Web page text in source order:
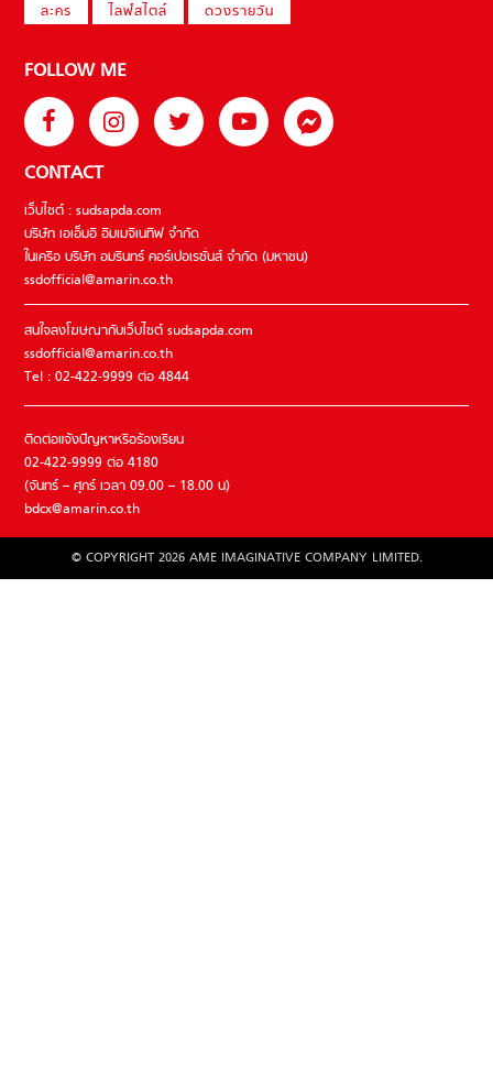
ละคร
ไลฟ์สไตล์ ดวงรายวัน
FOLLOW ME
CONTACT
เว็บไซต์ : sudsapda.com
บริษัท เอเอ็มอี อิมเมจิเนทีฟ จำกัด
ในเครือ บริษัท อมรินทร์ คอร์เปอเรชั่นส์ จำกัด (มหาชน)
ssdofficial@amarin.co.th
สนใจลงโฆษณากับเว็บไซต์ sudsapda.com
ssdofficial@amarin.co.th
Tel : 02-422-9999 ต่อ 4844
ติดต่อแจ้งปัญหาหรือร้องเรียน
02-422-9999 ต่อ 4180
(จันทร์ – ศุกร์ เวลา 09.00 – 18.00 น)
bdcx@amarin.co.th
© COPYRIGHT 2026 AME IMAGINATIVE COMPANY LIMITED.